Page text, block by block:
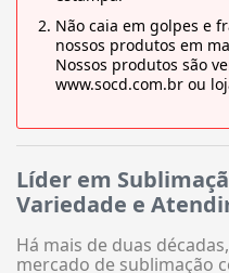
Não caia em golpes e
nossos produtos em
Nossos produtos são
www.socd.com.br ou
Líder em
Variedade e
Há mais de duas
mercado de sublimação